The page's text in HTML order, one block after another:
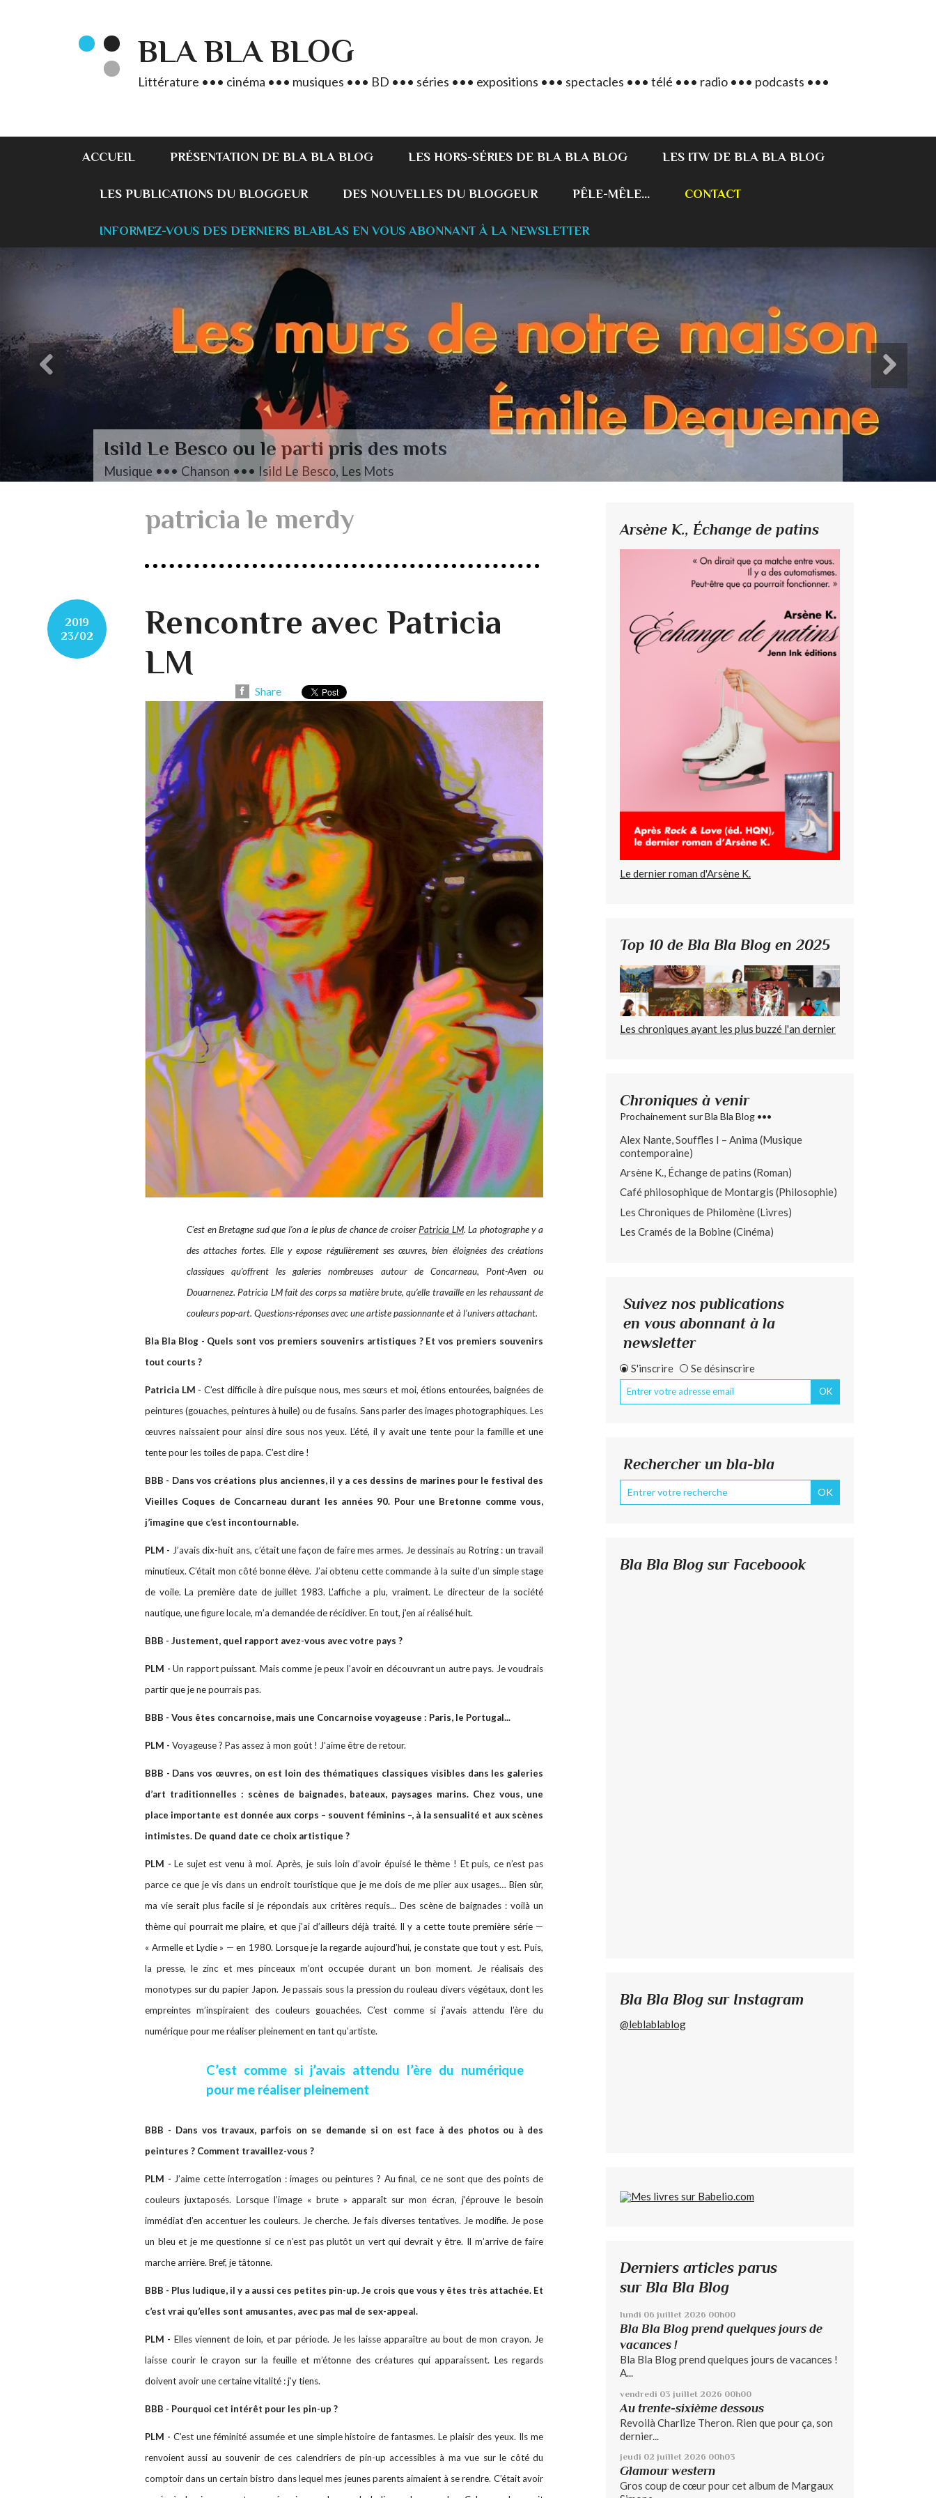
BLA BLA BLOG
Littérature ••• cinéma ••• musiques ••• BD ••• séries ••• expositions ••• spectacles ••• télé ••• radio ••• podcasts •••
ACCUEIL PRÉSENTATION DE BLA BLA BLOG LES HORS-SÉRIES DE BLA BLA BLOG LES ITW DE BLA BLA BLOG
LES PUBLICATIONS DU BLOGGEUR DES NOUVELLES DU BLOGGEUR PÊLE-MÊLE... CONTACT
INFORMEZ-VOUS DES DERNIERS BLABLAS EN VOUS ABONNANT À LA NEWSLETTER
L’autre Mendelssohn
Musique ••• Classique ••• Fanny Mendelssohn, Das Jahr
patricia le merdy
2019
23/02
Rencontre avec Patricia
LM
Share
C’est en Bretagne sud que l’on a le plus de chance de croiser Patricia LM. La photographe y a
des attaches fortes. Elle y expose régulièrement ses œuvres, bien éloignées des créations
classiques qu’offrent les galeries nombreuses autour de Concarneau, Pont-Aven ou
Douarnenez. Patricia LM fait des corps sa matière brute, qu’elle travaille en les rehaussant de
couleurs pop-art. Questions-réponses avec une artiste passionnante et à l’univers attachant.
Bla Bla Blog - Quels sont vos premiers souvenirs artistiques ? Et vos premiers souvenirs
tout courts ?
Patricia LM - C’est difficile à dire puisque nous, mes sœurs et moi, étions entourées, baignées de
peintures (gouaches, peintures à huile) ou de fusains. Sans parler des images photographiques. Les
œuvres naissaient pour ainsi dire sous nos yeux. L’été, il y avait une tente pour la famille et une
tente pour les toiles de papa. C’est dire !
BBB - Dans vos créations plus anciennes, il y a ces dessins de marines pour le festival des
Vieilles Coques de Concarneau durant les années 90. Pour une Bretonne comme vous,
j’imagine que c’est incontournable.
PLM - J’avais dix-huit ans, c’était une façon de faire mes armes. Je dessinais au Rotring : un travail
minutieux. C’était mon côté bonne élève. J’ai obtenu cette commande à la suite d’un simple stage
de voile. La première date de juillet 1983. L’affiche a plu, vraiment. Le directeur de la société
nautique, une figure locale, m’a demandée de récidiver. En tout, j’en ai réalisé huit.
BBB - Justement, quel rapport avez-vous avec votre pays ?
PLM - Un rapport puissant. Mais comme je peux l’avoir en découvrant un autre pays. Je voudrais
partir que je ne pourrais pas.
BBB - Vous êtes concarnoise, mais une Concarnoise voyageuse : Paris, le Portugal...
PLM - Voyageuse ? Pas assez à mon goût ! J’aime être de retour.
BBB - Dans vos œuvres, on est loin des thématiques classiques visibles dans les galeries
d’art traditionnelles : scènes de baignades, bateaux, paysages marins. Chez vous, une
place importante est donnée aux corps – souvent féminins –, à la sensualité et aux scènes
intimistes. De quand date ce choix artistique ?
PLM - Le sujet est venu à moi. Après, je suis loin d’avoir épuisé le thème ! Et puis, ce n’est pas
parce ce que je vis dans un endroit touristique que je me dois de me plier aux usages… Bien sûr,
ma vie serait plus facile si je répondais aux critères requis... Des scène de baignades : voilà un
thème qui pourrait me plaire, et que j’ai d’ailleurs déjà traité. Il y a cette toute première série —
« Armelle et Lydie » — en 1980. Lorsque je la regarde aujourd’hui, je constate que tout y est. Puis,
la presse, le zinc et mes pinceaux m’ont occupée durant un bon moment. Je réalisais des
monotypes sur du papier Japon. Je passais sous la pression du rouleau divers végétaux, dont les
empreintes m’inspiraient des couleurs gouachées. C’est comme si j’avais attendu l’ère du
numérique pour me réaliser pleinement en tant qu’artiste.
C’est comme si j’avais attendu l’ère du numérique
pour me réaliser pleinement
BBB - Dans vos travaux, parfois on se demande si on est face à des photos ou à des
peintures ? Comment travaillez-vous ?
PLM - J’aime cette interrogation : images ou peintures ? Au final, ce ne sont que des points de
couleurs juxtaposés. Lorsque l’image « brute » apparaît sur mon écran, j’éprouve le besoin
immédiat d’en accentuer les couleurs. Je cherche. Je fais diverses tentatives. Je modifie. Je pose
un bleu et je me questionne si ce n’est pas plutôt un vert qui devrait y être. Il m’arrive de faire
marche arrière. Bref, je tâtonne.
BBB - Plus ludique, il y a aussi ces petites pin-up. Je crois que vous y êtes très attachée. Et
c’est vrai qu’elles sont amusantes, avec pas mal de sex-appeal.
PLM - Elles viennent de loin, et par période. Je les laisse apparaître au bout de mon crayon. Je
laisse courir le crayon sur la feuille et m’étonne des créatures qui apparaissent. Les regards
doivent avoir une certaine vitalité : j’y tiens.
BBB - Pourquoi cet intérêt pour les pin-up ?
PLM - C’est une féminité assumée et une simple histoire de fantasmes. Le plaisir des yeux. Ils me
renvoient aussi au souvenir de ces calendriers de pin-up accessibles à ma vue sur le côté du
comptoir dans un certain bistro dans lequel mes jeunes parents aimaient à se rendre. C’était avoir
Arsène K., Échange de patins
Le dernier roman d'Arsène K.
Top 10 de Bla Bla Blog en 2025
Les chroniques ayant les plus buzzé l'an dernier
Chroniques à venir
Prochainement sur Bla Bla Blog •••
Alex Nante, Souffles I – Anima (Musique
contemporaine)
Arsène K., Échange de patins (Roman)
Café philosophique de Montargis (Philosophie)
Les Chroniques de Philomène (Livres)
Les Cramés de la Bobine (Cinéma)
Suivez nos publications
en vous abonnant à la
newsletter
S'inscrire Se désinscrire
Rechercher un bla-bla
Bla Bla Blog sur Faceboook
Bla Bla Blog sur Instagram
@leblablablog
Derniers articles parus
sur Bla Bla Blog
lundi 06 juillet 2026 00h00
Bla Bla Blog prend quelques jours de
vacances !
Bla Bla Blog prend quelques jours de vacances !
A...
vendredi 03 juillet 2026 00h00
Au trente-sixième dessous
Revoilà Charlize Theron. Rien que pour ça, son
dernier...
jeudi 02 juillet 2026 00h03
Glamour western
Gros coup de cœur pour cet album de Margaux